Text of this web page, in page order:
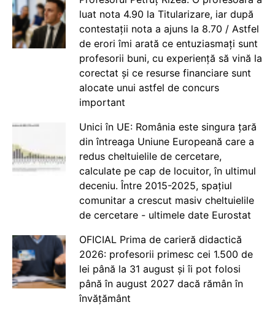
luat nota 4.90 la Titularizare, iar după
contestații nota a ajuns la 8.70 / Astfel
de erori îmi arată ce entuziasmați sunt
profesorii buni, cu experiență să vină la
corectat și ce resurse financiare sunt
alocate unui astfel de concurs
important
Unici în UE: România este singura țară
din întreaga Uniune Europeană care a
redus cheltuielile de cercetare,
calculate pe cap de locuitor, în ultimul
deceniu. Între 2015-2025, spațiul
comunitar a crescut masiv cheltuielile
de cercetare - ultimele date Eurostat
OFICIAL Prima de carieră didactică
2026: profesorii primesc cei 1.500 de
lei până la 31 august și îi pot folosi
până în august 2027 dacă rămân în
învățământ